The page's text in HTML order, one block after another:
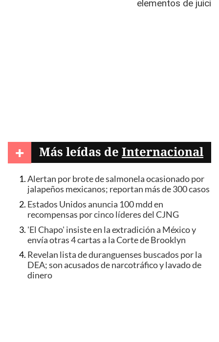
+ Más leídas de Internacional
Alertan por brote de salmonela ocasionado por
jalapeños mexicanos; reportan más de 300 casos
Estados Unidos anuncia 100 mdd en
recompensas por cinco líderes del CJNG
'El Chapo' insiste en la extradición a México y
envía otras 4 cartas a la Corte de Brooklyn
Revelan lista de duranguenses buscados por la
DEA; son acusados de narcotráfico y lavado de
dinero